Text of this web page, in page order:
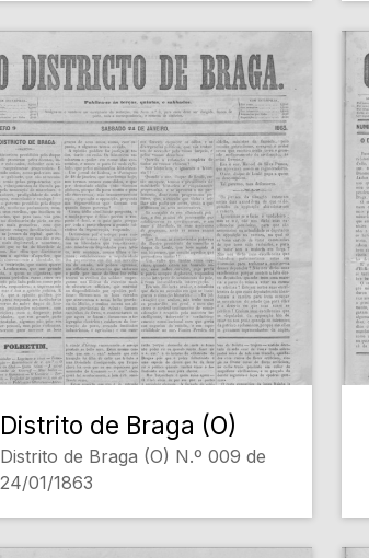
Distrito de Braga (O)
Distrito de Braga (O) N.º 009 de
24/01/1863